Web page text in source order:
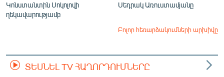
Կոնստանտին Սոկոլովի
ղեկավարությամբ
Սեդրակ Առուստամյանը
Բոլոր հեռարձակումների արխիվը
ՏԵՍՆԵԼ TV ՀԱՂՈՐԴՈՒՄՆԵՐԸ